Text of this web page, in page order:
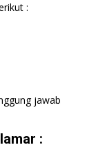
:
jawab
: